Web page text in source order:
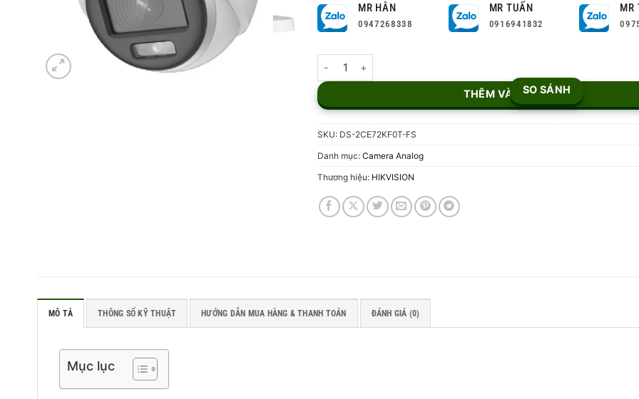
MR HÂN
0947268338
MR TUẤN
0916941832
MR
Camera HDTVI 5MP DS-2CE72KF0T-FS số lượng
THÊM VÀO GIỎSO SÁNH
SKU: DS-2CE72KF0T-FS
Danh mục:Camera Analog
Thương hiệu: HIKVISION
MÔ TẢ THÔNG SỐ KỸ THUẬT HƯỚNG DẪN MUA HÀNG & THANH TOÁN ĐÁNH GIÁ (0)
Mục lục